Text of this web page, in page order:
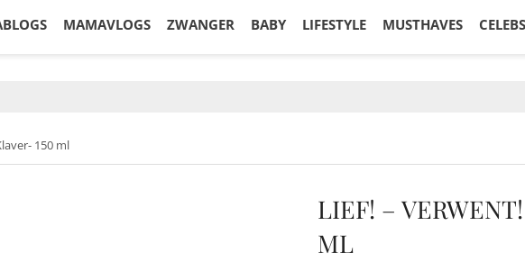
MAMAVLOGS ZWANGER BABY LIFESTYLE MUSTHAVES CELEBS
150 ml
LIEF! –
ML